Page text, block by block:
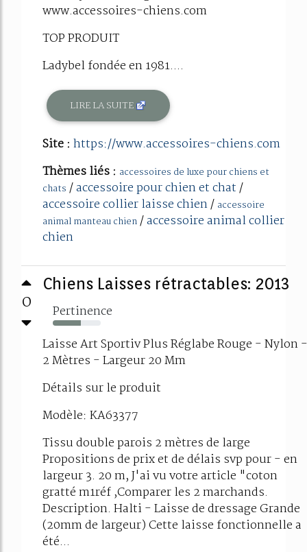
www.accessoires-chiens.com
TOP PRODUIT
Ladybel fondée en 1981....
LIRE LA SUITE
Site : https://www.accessoires-chiens.com
Thèmes liés : accessoires de luxe pour chiens et
chats /accessoire pour chien et chat/
accessoire collier laisse chien/ accessoire
animal manteau chien/accessoire animal collier
chien
0
Chiens Laisses rétractables: 2013
Pertinence
59%
Laisse Art Sportiv Plus Réglabe Rouge - Nylon -
2 Mètres - Largeur 20 Mm
Détails sur le produit
Modèle: KA63377
Tissu double parois 2 mètres de large
Propositions de prix et de délais svp pour - en
largeur 3. 20 m, J'ai vu votre article "coton
gratté m1réf ,Comparer les 2 marchands.
Description. Halti - Laisse de dressage Grande
(20mm de largeur) Cette laisse fonctionnelle a
été...